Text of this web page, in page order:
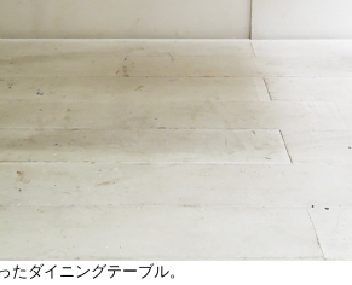
ダイニングテーブル。